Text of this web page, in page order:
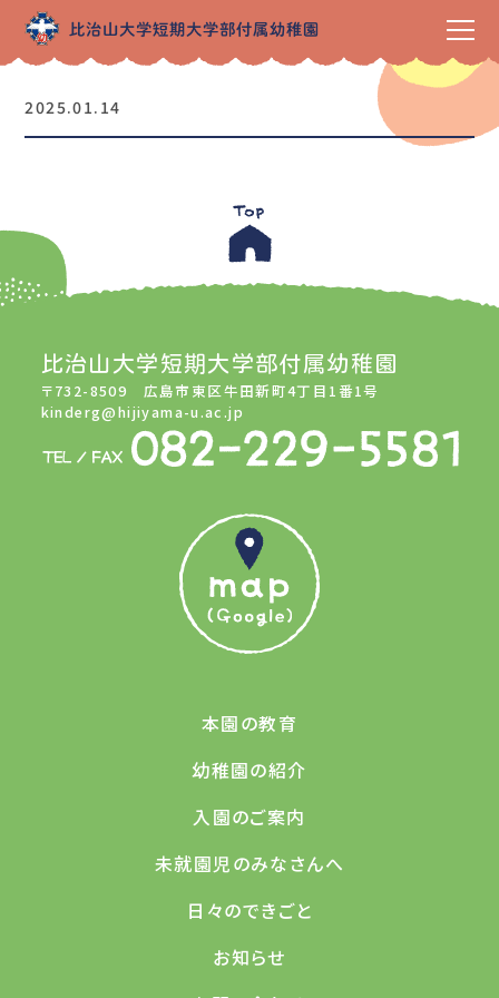
2025.01.14
比治山大学短期大学部付属幼稚園
〒732-8509 広島市東区牛田新町4丁目1番1号
kinderg@hijiyama-u.ac.jp
本園の教育
幼稚園の紹介
入園のご案内
未就園児のみなさんへ
日々のできごと
お知らせ